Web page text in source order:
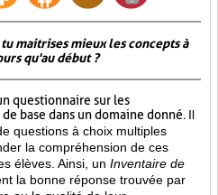
tu maitrises mieux les concepts à
qu'au début ?
questionnaire sur les
base dans un domaine donné. Il
questions à choix multiples
la compréhension de ces
élèves. Ainsi, un Inventaire de
la bonne réponse trouvée par